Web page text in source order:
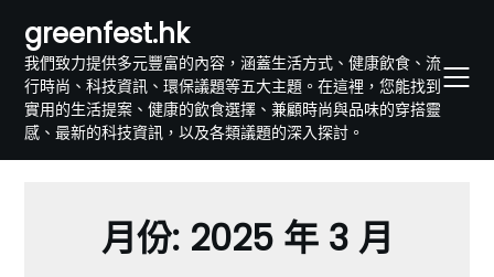
content
greenfest.hk
我們致力提供多元豐富的內容，涵蓋生活方式、健康飲食、流
行時尚、科技資訊、環保議題等五大主題。在這裡，您能找到
實用的生活提案、健康的飲食選擇、兼顧時尚與品味的穿搭靈
感、最新的科技資訊，以及各類議題的深入探討。
月份: 2025 年 3 月